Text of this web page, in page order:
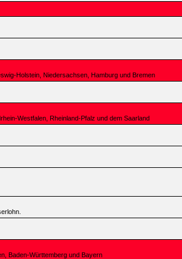
Holstein, Niedersachsen, Hamburg und Bremen
Westfalen, Rheinland-Pfalz und dem Saarland
Baden-Württemberg und Bayern